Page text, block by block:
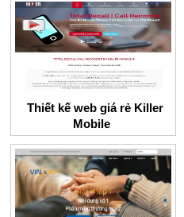
Thiết kế web giá rẻ Killer
Mobile